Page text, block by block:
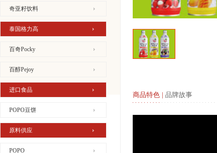
奇亚籽饮料
泰国格力高
百奇Pocky
百醇Pejoy
进口食品
POPO豆饼
原料供应
POPO
商品特色 品牌故事